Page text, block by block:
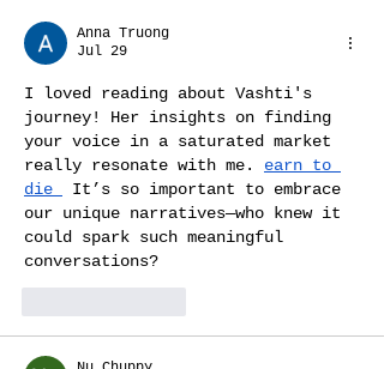
Anna Truong
Jul 29
I loved reading about Vashti's
journey! Her insights on finding
your voice in a saturated market
really resonate with me. earn to
die
It’s so important to embrace
our unique narratives—who knew it
could spark such meaningful
conversations?